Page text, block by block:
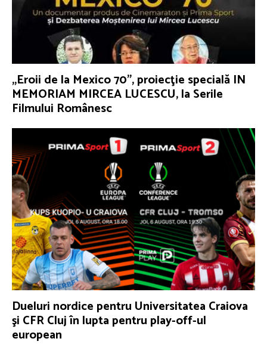
„Eroii de la Mexico 70”, proiecţie specială IN
MEMORIAM MIRCEA LUCESCU, la Serile
Filmului Românesc
Dueluri nordice pentru Universitatea Craiova
şi CFR Cluj în lupta pentru play-off-ul
european